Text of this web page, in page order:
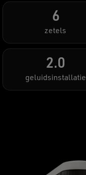
6
zetels
2.0
geluidsinstallatie